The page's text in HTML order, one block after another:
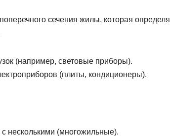
сечения жилы, которая
(например, световые приборы).
(плиты, кондиционеры).
несколькими (многожильные).